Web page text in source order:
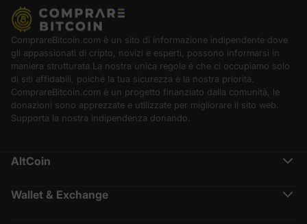
ComprareBitcoin.com è un sito di informazione indipendente dove
gli appassionati di cripto, novizi e esperti, possono informarsi in
maniera strutturata.La nostra unica regola è che ci occupiamo solo
di siti affidabili, poiché la tua sicurezza è la nostra priorità.
ComprareBitcoin.com è un progetto finanziato dalla comunità, le
donazioni sono apprezzate e utilizzate per migliorare il sito web.
Supporta la nostra indipendenza donando.
AltCoin
Cardano (ADA)
Polkadot (DOT)
Wallet & Exchange